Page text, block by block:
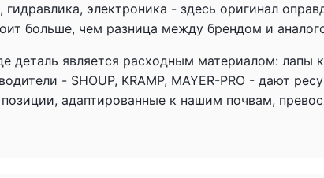
электроника - здесь оригинал
больше, чем разница между брендом и
деталь является расходным материалом: лапы
- SHOUP, KRAMP, MAYER-PRO - дают
адаптированные к нашим почвам,